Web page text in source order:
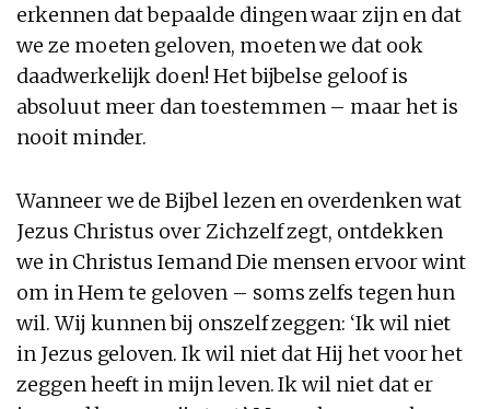
erkennen dat bepaalde dingen waar zijn en dat
we ze moeten geloven, moeten we dat ook
daadwerkelijk doen! Het bijbelse geloof is
absoluut meer dan toestemmen – maar het is
nooit minder.
Wanneer we de Bijbel lezen en overdenken wat
Jezus Christus over Zichzelf zegt, ontdekken
we in Christus Iemand Die mensen ervoor wint
om in Hem te geloven – soms zelfs tegen hun
wil. Wij kunnen bij onszelf zeggen: ‘Ik wil niet
in Jezus geloven. Ik wil niet dat Hij het voor het
zeggen heeft in mijn leven. Ik wil niet dat er